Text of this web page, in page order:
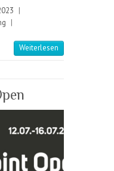
|
|
Weiterlesen